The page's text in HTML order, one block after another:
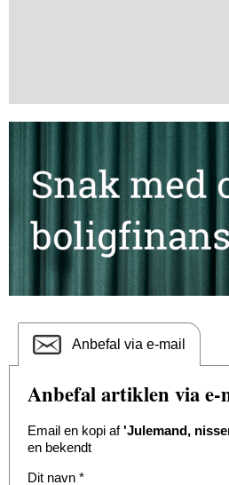
Anbefal via e-mail
Anbefal artiklen via e-
Email en kopi af'Julemand,
en bekendt
Dit navn *